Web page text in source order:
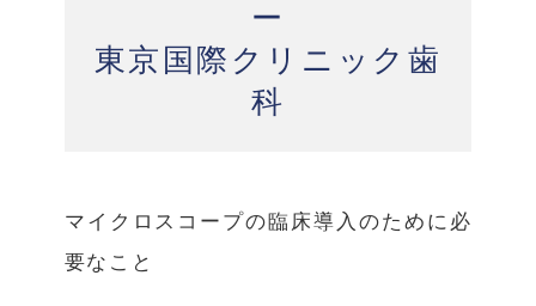
ー
東京国際クリニック歯
科
マイクロスコープの臨床導入のために必
要なこと